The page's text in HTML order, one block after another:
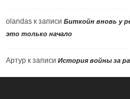
olandas к записи Биткойн вновь у
это только начало
Артур к записи История войны за